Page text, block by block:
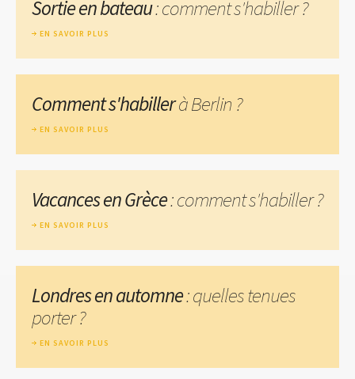
Sortie en bateau: comment s'habiller ?
EN SAVOIR PLUS
Comment s'habillerà Berlin ?
EN SAVOIR PLUS
Vacances en Grèce: comment s'habiller ?
EN SAVOIR PLUS
Londres en automne: quelles tenues
porter ?
EN SAVOIR PLUS